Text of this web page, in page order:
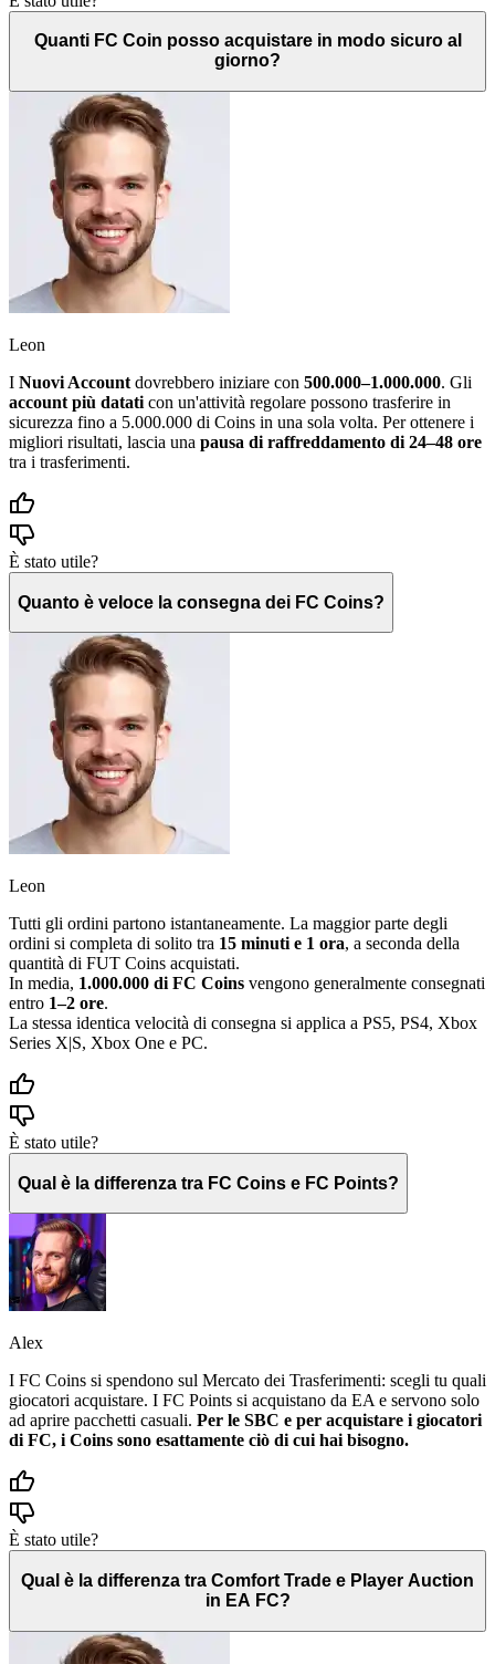
Quanti FC Coin posso acquistare in modo sicuro al
giorno?
Leon
I Nuovi Account dovrebbero iniziare con 500.000–1.000.000. Gli
account più datati con un'attività regolare possono trasferire in
sicurezza fino a 5.000.000 di Coins in una sola volta. Per ottenere i
migliori risultati, lascia una pausa di raffreddamento di 24–48 ore
tra i trasferimenti.
È stato utile?
Quanto è veloce la consegna dei FC Coins?
Leon
Tutti gli ordini partono istantaneamente. La maggior parte degli
ordini si completa di solito tra 15 minuti e 1 ora, a seconda della
quantità di FUT Coins acquistati.
In media, 1.000.000 di FC Coins vengono generalmente consegnati
entro 1–2 ore.
La stessa identica velocità di consegna si applica a PS5, PS4, Xbox
Series X|S, Xbox One e PC.
È stato utile?
Qual è la differenza tra FC Coins e FC Points?
Alex
I FC Coins si spendono sul Mercato dei Trasferimenti: scegli tu quali
giocatori acquistare. I FC Points si acquistano da EA e servono solo
ad aprire pacchetti casuali. Per le SBC e per acquistare i giocatori
di FC, i Coins sono esattamente ciò di cui hai bisogno.
È stato utile?
Qual è la differenza tra Comfort Trade e Player Auction
in EA FC?